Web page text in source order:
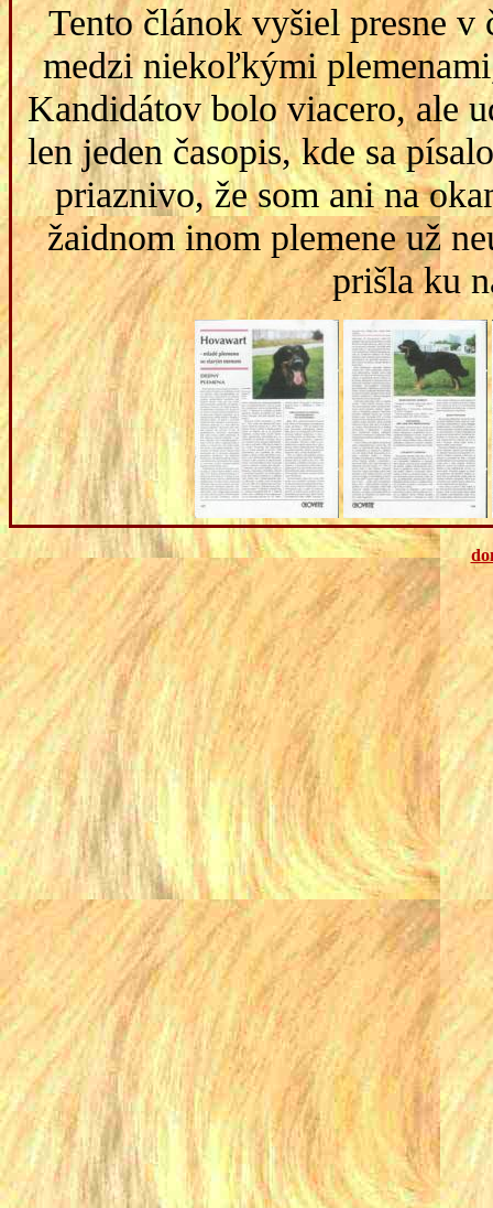
Tento článok vyšiel presne v
medzi niekoľkými
Kandidátov bolo viacero, ale
len jeden časopis, kde sa
priaznivo, že som ani na
žaidnom inom plemene už
prišla ku